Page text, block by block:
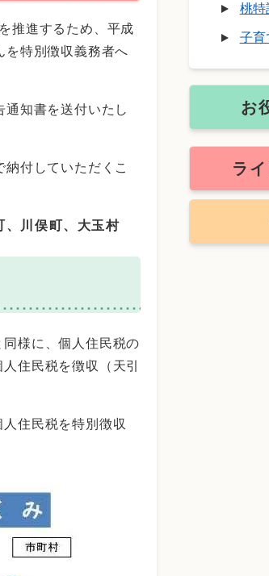
推進するため、平成
を特別徴収義務者へ
知書を送付いたし
付していただくこ
、川俣町、大玉村
様に、個人住民税の
住民税を徴収（天引
住民税を特別徴収
桃特
子育
お
ラ